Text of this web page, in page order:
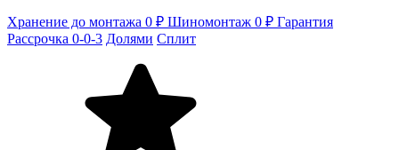
Хранение до монтажа 0 ₽ Шиномонтаж 0 ₽ Гарантия
Рассрочка 0-0-3 Долями Сплит